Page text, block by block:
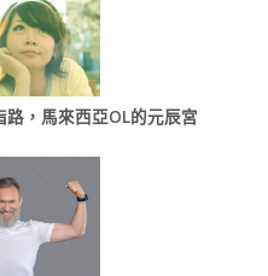
，馬來西亞OL的元辰宮